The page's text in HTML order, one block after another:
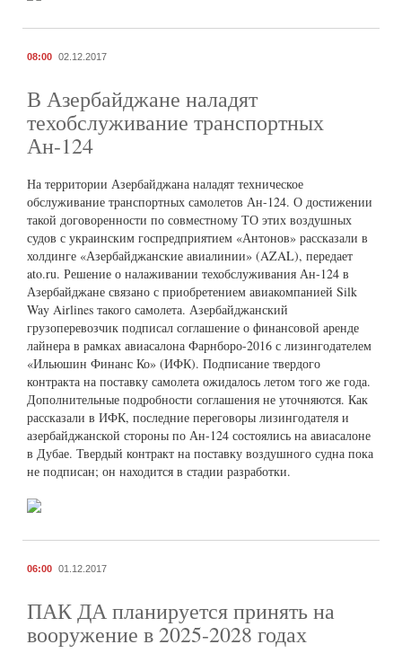
08:00 02.12.2017
В Азербайджане наладят
техобслуживание транспортных
Ан-124
На территории Азербайджана наладят техническое
обслуживание транспортных самолетов Ан-124. О достижении
такой договоренности по совместному ТО этих воздушных
судов с украинским госпредприятием «Антонов» рассказали в
холдинге «Азербайджанские авиалинии» (AZAL), передает
ato.ru. Решение о налаживании техобслуживания Ан-124 в
Азербайджане связано с приобретением авиакомпанией Silk
Way Airlines такого самолета. Азербайджанский
грузоперевозчик подписал соглашение о финансовой аренде
лайнера в рамках авиасалона Фарнборо-2016 с лизингодателем
«Ильюшин Финанс Ко» (ИФК). Подписание твердого
контракта на поставку самолета ожидалось летом того же года.
Дополнительные подробности соглашения не уточняются. Как
рассказали в ИФК, последние переговоры лизингодателя и
азербайджанской стороны по Ан-124 состоялись на авиасалоне
в Дубае. Твердый контракт на поставку воздушного судна пока
не подписан; он находится в стадии разработки.
06:00 01.12.2017
ПАК ДА планируется принять на
вооружение в 2025-2028 годах